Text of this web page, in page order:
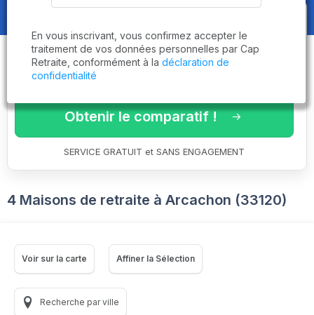
Obtenez le
comparatif des
établissementsadaptés à vos
critères en 3 minutes !
Obtenir le comparatif !
SERVICE GRATUIT et SANS ENGAGEMENT
4 Maisons de retraite à Arcachon (33120)
Voir sur la carte Affiner la Sélection
Recherche par ville
En vous inscrivant, vous confirmez accepter le
traitement de vos données personnelles par Cap
Retraite, conformément à la déclaration de
confidentialité